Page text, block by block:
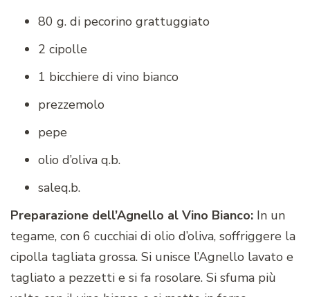
80 g. di pecorino grattuggiato
2 cipolle
1 bicchiere di vino bianco
prezzemolo
pepe
olio d’oliva q.b.
saleq.b.
Preparazione dell’Agnello al Vino Bianco: In un
tegame, con 6 cucchiai di olio d’oliva, soffriggere la
cipolla tagliata grossa. Si unisce l’Agnello lavato e
tagliato a pezzetti e si fa rosolare. Si sfuma più